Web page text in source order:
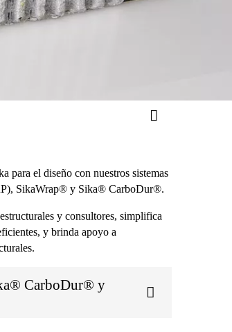
para el diseño con nuestros sistemas
SikaWrap® y Sika® CarboDur®.
y consultores, simplifica
y brinda apoyo a
CarboDur® y